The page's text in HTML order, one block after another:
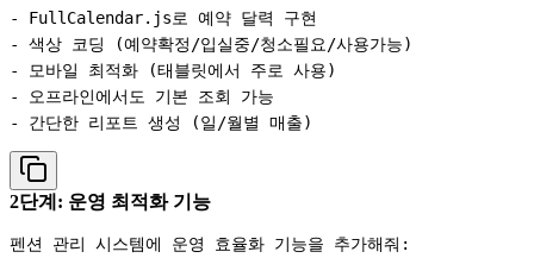
- FullCalendar.js로 예약 달력 구현
- 색상 코딩 (예약확정/입실중/청소필요/사용가능)
- 모바일 최적화 (태블릿에서 주로 사용)
- 오프라인에서도 기본 조회 가능
2단계: 운영 최적화 기능
펜션 관리 시스템에 운영 효율화 기능을 추가해줘: